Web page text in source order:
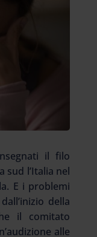
il filo
sud l’Italia nel
E i problemi
della
il comitato
alle